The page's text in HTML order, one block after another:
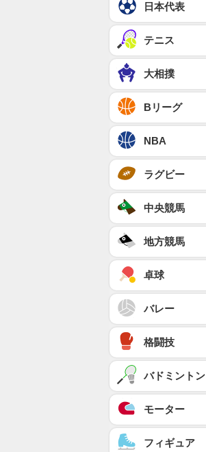
日本代表
テニス
大相撲
Bリーグ
NBA
ラグビー
中央競馬
地方競馬
卓球
バレー
格闘技
バドミントン
モーター
フィギュア